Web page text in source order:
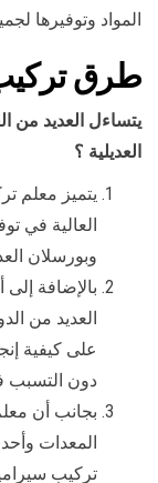
المواد وتوفيرها
طرق تركيب
يتساءل العديد من
العديلية ؟
يتميز معلم
العالية في
وبورسلان
بالإضافة
العديد من
على كيفية
دون التسبب
بجانب أن
المعدات
تركيب